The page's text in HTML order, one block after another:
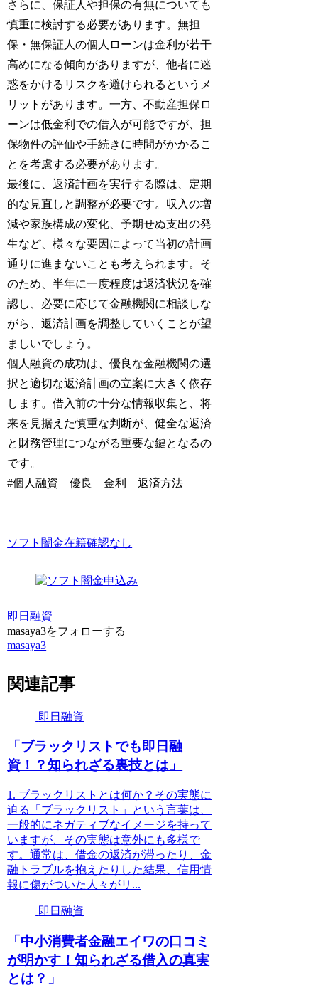
さらに、保証人や担保の有無についても
慎重に検討する必要があります。無担
保・無保証人の個人ローンは金利が若干
高めになる傾向がありますが、他者に迷
惑をかけるリスクを避けられるというメ
リットがあります。一方、不動産担保ロ
ーンは低金利での借入が可能ですが、担
保物件の評価や手続きに時間がかかるこ
とを考慮する必要があります。
最後に、返済計画を実行する際は、定期
的な見直しと調整が必要です。収入の増
減や家族構成の変化、予期せぬ支出の発
生など、様々な要因によって当初の計画
通りに進まないことも考えられます。そ
のため、半年に一度程度は返済状況を確
認し、必要に応じて金融機関に相談しな
がら、返済計画を調整していくことが望
ましいでしょう。
個人融資の成功は、優良な金融機関の選
択と適切な返済計画の立案に大きく依存
します。借入前の十分な情報収集と、将
来を見据えた慎重な判断が、健全な返済
と財務管理につながる重要な鍵となるの
です。
#個人融資 優良 金利 返済方法
ソフト闇金在籍確認なし
即日融資
masaya3をフォローする
masaya3
関連記事
即日融資
「ブラックリストでも即日融
資！？知られざる裏技とは」
1. ブラックリストとは何か？その実態に
迫る「ブラックリスト」という言葉は、
一般的にネガティブなイメージを持って
いますが、その実態は意外にも多様で
す。通常は、借金の返済が滞ったり、金
融トラブルを抱えたりした結果、信用情
報に傷がついた人々がリ...
即日融資
「中小消費者金融エイワの口コミ
が明かす！知られざる借入の真実
とは？」